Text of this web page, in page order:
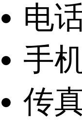
电
手
传